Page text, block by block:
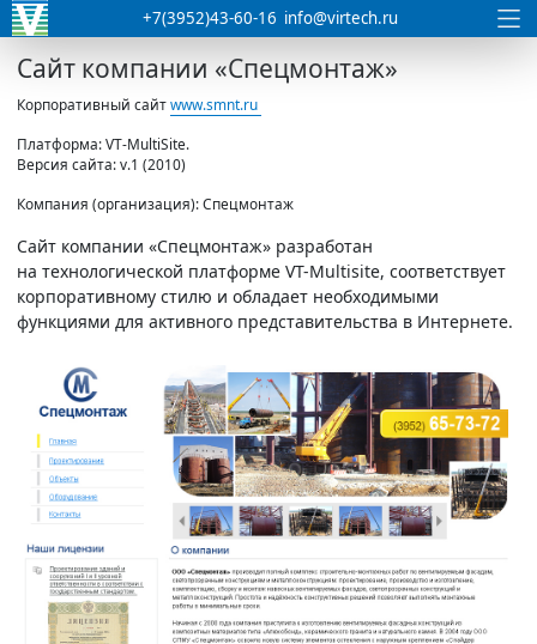
+7(3952)43-60-16 info@virtech.ru
Сайт компании «Спецмонтаж»
Корпоративный сайтwww.smnt.ru
Платформа: VT-MultiSite.
Версия сайта: v.1 (2010)
Компания (организация): Спецмонтаж
Сайт компании «Спецмонтаж» разработан
на технологической платформе VT-Multisite, соответствует
корпоративному стилю и обладает необходимыми
функциями для активного представительства в Интернете.